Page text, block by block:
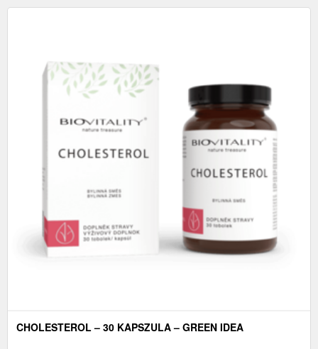
CHOLESTEROL – 30 KAPSZULA – GREEN IDEA